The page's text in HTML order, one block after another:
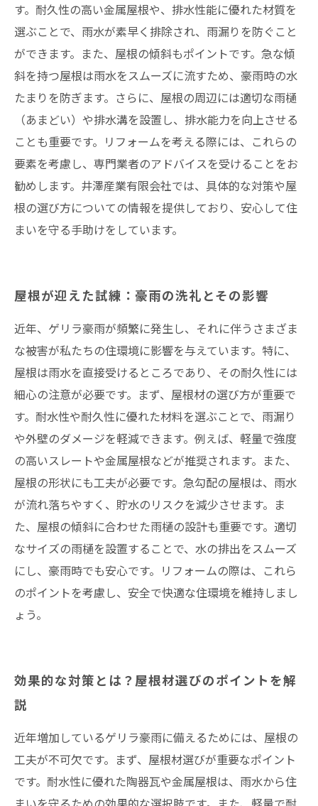
まとめ
井澤産業有限会社│ 熱田区・中村区など名古屋
市内および愛知県での施工実績はこちら
す。耐久性の高い金属屋根や、排水性能に優れた材質を
選ぶことで、雨水が素早く排除され、雨漏りを防ぐこと
ができます。また、屋根の傾斜もポイントです。急な傾
斜を持つ屋根は雨水をスムーズに流すため、豪雨時の水
たまりを防ぎます。さらに、屋根の周辺には適切な雨樋
（あまどい）や排水溝を設置し、排水能力を向上させる
ことも重要です。リフォームを考える際には、これらの
要素を考慮し、専門業者のアドバイスを受けることをお
勧めします。井澤産業有限会社では、具体的な対策や屋
根の選び方についての情報を提供しており、安心して住
まいを守る手助けをしています。
屋根が迎えた試練：豪雨の洗礼とその影響
近年、ゲリラ豪雨が頻繁に発生し、それに伴うさまざま
な被害が私たちの住環境に影響を与えています。特に、
屋根は雨水を直接受けるところであり、その耐久性には
細心の注意が必要です。まず、屋根材の選び方が重要で
す。耐水性や耐久性に優れた材料を選ぶことで、雨漏り
や外壁のダメージを軽減できます。例えば、軽量で強度
の高いスレートや金属屋根などが推奨されます。また、
屋根の形状にも工夫が必要です。急勾配の屋根は、雨水
が流れ落ちやすく、貯水のリスクを減少させます。ま
た、屋根の傾斜に合わせた雨樋の設計も重要です。適切
なサイズの雨樋を設置することで、水の排出をスムーズ
にし、豪雨時でも安心です。リフォームの際は、これら
のポイントを考慮し、安全で快適な住環境を維持しまし
ょう。
効果的な対策とは？屋根材選びのポイントを解
説
近年増加しているゲリラ豪雨に備えるためには、屋根の
工夫が不可欠です。まず、屋根材選びが重要なポイント
です。耐水性に優れた陶器瓦や金属屋根は、雨水から住